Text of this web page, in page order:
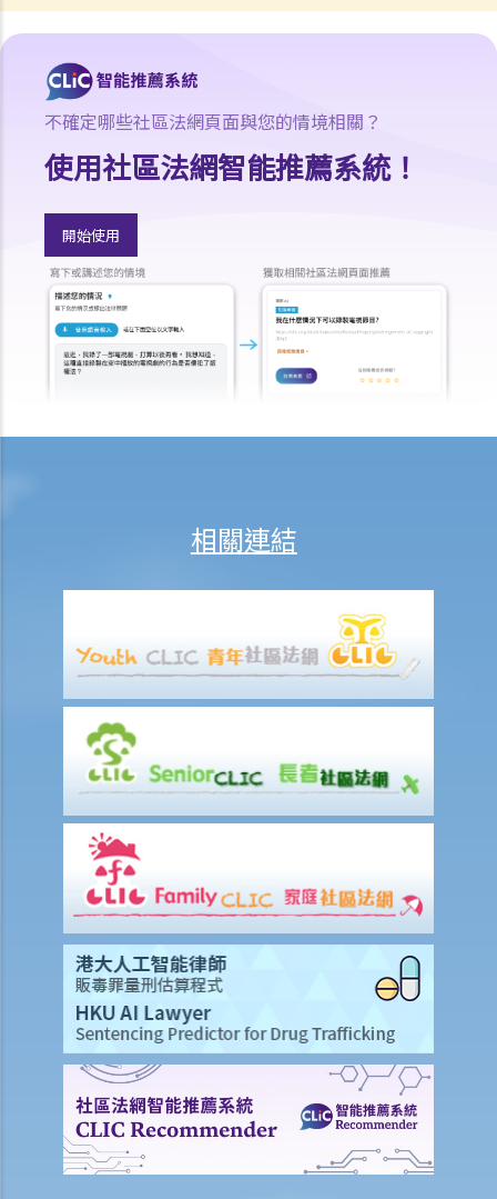
2. 尋找死者的遺囑及檢查其銀行保險箱
1. 如何可以檢視死者的銀行保險箱？
2. 遺囑執行人 / 遺產管理人在甚麼情況下，才可提取死者於銀行保險箱
內的物品？
3. 如果死者的個人財物並不是放在銀行保險箱內，如何去收集這些財物
及擬備清單？
3. 授予遺囑認證
1. 資格
1. 如果遺囑執行人失蹤或拒絕履行職責的話，可否由其他人申請遺產認
證？他該怎麼做？
2. 如果遺囑執行人不在香港居住，並且拒絕就出任遺囑執行人，他該如
2. 當正本遺囑丟失，只有遺囑副本時，可以申領授予遺囑認證書嗎？
3. 如果一個人（不是遺囑執行人）持有遺囑並拒絕將其交給遺囑執行
1. 如果有人根據優先次序中有權獲得遺產管理書，但他失蹤了或拒絕申
請遺產管理書。另一個人可以申請嗎？他需要做什麼？
2. 我父親的表親去世前沒有訂立遺囑。他未婚，沒有子女。他的兄弟姐
妹因年事已高不想申請遺產管理書。我父親或我可以申請遺產管理書
1. 如果立遺囑人在生前公開表示已經訂立遺囑，但在其死後未能找到遺
囑，是否可以申請遺產管理書？
5. 遺產管理書（附有遺囑）
6. 特別授予書
1. 未作管理遺產授予書
1. 我的父親多年前去世，生前沒有立遺囑。我的母親沒有取得遺產管理
書，現在也已經去世了，同樣生前沒有立遺囑。我應該怎麼處理我父母
不確定哪些社區法網頁面與您的情境相關？
使用社區法網智能推薦系統！
開始使用
相關連結